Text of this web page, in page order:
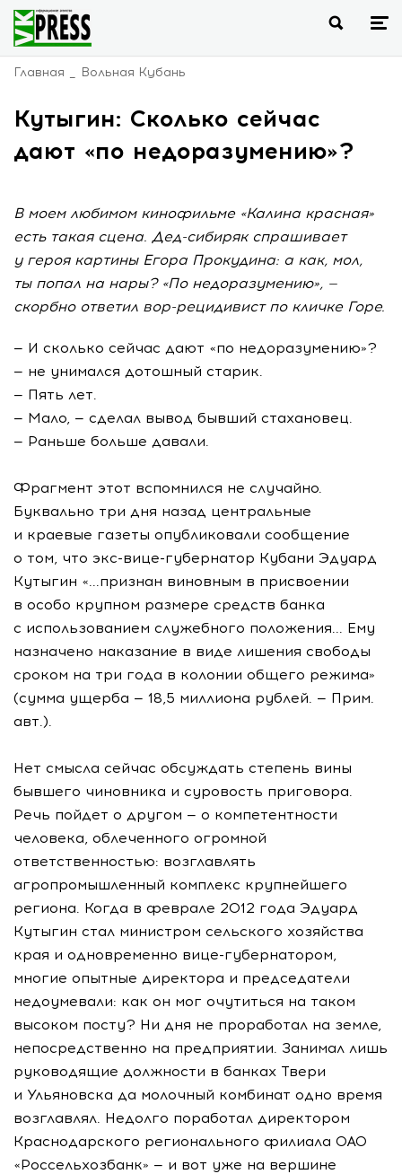
Главная Вольная Кубань
Кутыгин: Сколько сейчас
дают «по недоразумению»?
В моем любимом кинофильме «Калина красная»
есть такая сцена. Дед-сибиряк спрашивает
у героя картины Егора Прокудина: а как, мол,
ты попал на нары? «По недоразумению», —
скорбно ответил вор-рецидивист по кличке Горе.
— И сколько сейчас дают «по недоразумению»?
— не унимался дотошный старик.
— Пять лет.
— Мало, — сделал вывод бывший стахановец.
— Раньше больше давали.
Фрагмент этот вспомнился не случайно.
Буквально три дня назад центральные
и краевые газеты опубликовали сообщение
о том, что экс-вице-губернатор Кубани Эдуард
Кутыгин «...признан виновным в присвоении
в особо крупном размере средств банка
с использованием служебного положения... Ему
назначено наказание в виде лишения свободы
сроком на три года в колонии общего режима»
(сумма ущерба — 18,5 миллиона рублей. — Прим.
авт.).
Нет смысла сейчас обсуждать степень вины
бывшего чиновника и суровость приговора.
Речь пойдет о другом — о компетентности
человека, облеченного огромной
ответственностью: возглавлять
агропромышленный комплекс крупнейшего
региона. Когда в феврале 2012 года Эдуард
Кутыгин стал министром сельского хозяйства
края и одновременно вице-губернатором,
многие опытные директора и председатели
недоумевали: как он мог очутиться на таком
высоком посту? Ни дня не проработал на земле,
непосредственно на предприятии. Занимал лишь
руководящие должности в банках Твери
и Ульяновска да молочный комбинат одно время
возглавлял. Недолго поработал директором
Краснодарского регионального филиала ОАО
«Россельхозбанк» — и вот уже на вершине